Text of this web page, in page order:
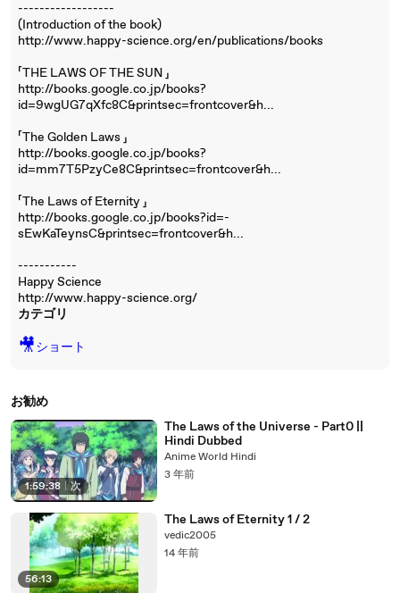
------------------
(Introduction of the book)
http://www.happy-science.org/en/publications/books
「THE LAWS OF THE SUN 」
http://books.google.co.jp/books?
id=9wgUG7qXfc8C&printsec=frontcover&h...
「The Golden Laws 」
http://books.google.co.jp/books?
id=mm7T5PzyCe8C&printsec=frontcover&h...
「The Laws of Eternity 」
http://books.google.co.jp/books?id=-
sEwKaTeynsC&printsec=frontcover&h...
-----------
Happy Science
http://www.happy-science.org/
カテゴリ
🎥ショート
お勧め
1:59:38 | 次
The Laws of the Universe - Part0 ||
Hindi Dubbed
Anime World Hindi
3 年前
56:13
The Laws of Eternity 1 / 2
vedic2005
14 年前